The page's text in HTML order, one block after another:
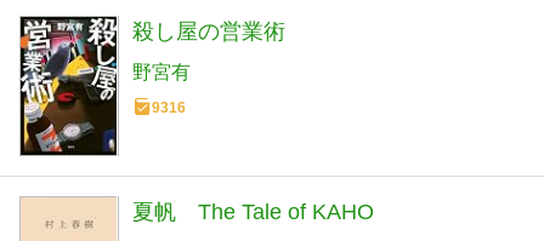
殺し屋の営業術
野宮有
9316
夏帆 The Tale of KAHO